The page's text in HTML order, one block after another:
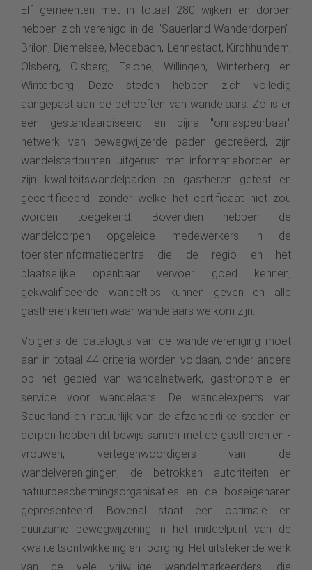
Elf gemeenten met in totaal 280 wijken en dorpen
hebben zich verenigd in de "Sauerland-Wanderdorpen":
Brilon, Diemelsee, Medebach, Lennestadt, Kirchhundem,
Olsberg, Olsberg, Eslohe, Willingen, Winterberg en
Winterberg. Deze steden hebben zich volledig
aangepast aan de behoeften van wandelaars. Zo is er
een gestandaardiseerd en bijna "onnaspeurbaar"
netwerk van bewegwijzerde paden gecreëerd, zijn
wandelstartpunten uitgerust met informatieborden en
zijn kwaliteitswandelpaden en gastheren getest en
gecertificeerd, zonder welke het certificaat niet zou
worden toegekend. Bovendien hebben de
wandeldorpen opgeleide medewerkers in de
toeristeninformatiecentra die de regio en het
plaatselijke openbaar vervoer goed kennen,
gekwalificeerde wandeltips kunnen geven en alle
gastheren kennen waar wandelaars welkom zijn.
Volgens de catalogus van de wandelvereniging moet
aan in totaal 44 criteria worden voldaan, onder andere
op het gebied van wandelnetwerk, gastronomie en
service voor wandelaars. De wandelexperts van
Sauerland en natuurlijk van de afzonderlijke steden en
dorpen hebben dit bewijs samen met de gastheren en -
vrouwen, vertegenwoordigers van de
wandelverenigingen, de betrokken autoriteiten en
natuurbeschermingsorganisaties en de boseigenaren
gepresenteerd. Bovenal staat een optimale en
duurzame bewegwijzering in het middelpunt van de
kwaliteitsontwikkeling en -borging. Het uitstekende werk
van de vele vrijwillige wandelmarkeerders, die